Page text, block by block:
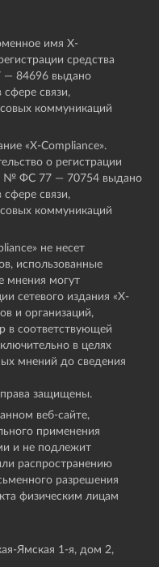
имя X-
средства
84696 выдано
связи,
коммуникаций
«Х-Compliance».
о регистрации
№ ФС 77 — 70754 выдано
связи,
коммуникаций
не несет
использованные
мнения могут
сетевого издания «X-
и организаций,
в соответствующей
в целях
мнений до сведения
защищены.
веб-сайте,
применения
и не подлежит
распространению
разрешения
физическим лицам
Ямская 1-я, дом 2,